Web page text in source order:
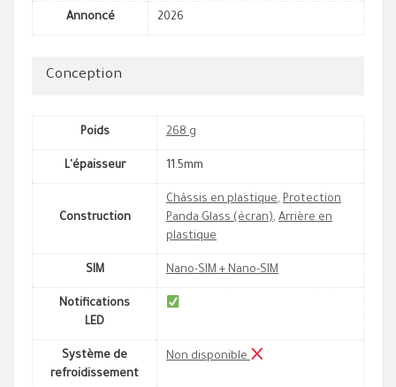
Annoncé 2026
Conception
Poids 268 g
L'épaisseur 11.5mm
Construction
Châssis en plastique, Protection
Panda Glass (écran), Arrière en
plastique
SIM Nano-SIM + Nano-SIM
Notifications
LED
Système de
refroidissement
Non disponible